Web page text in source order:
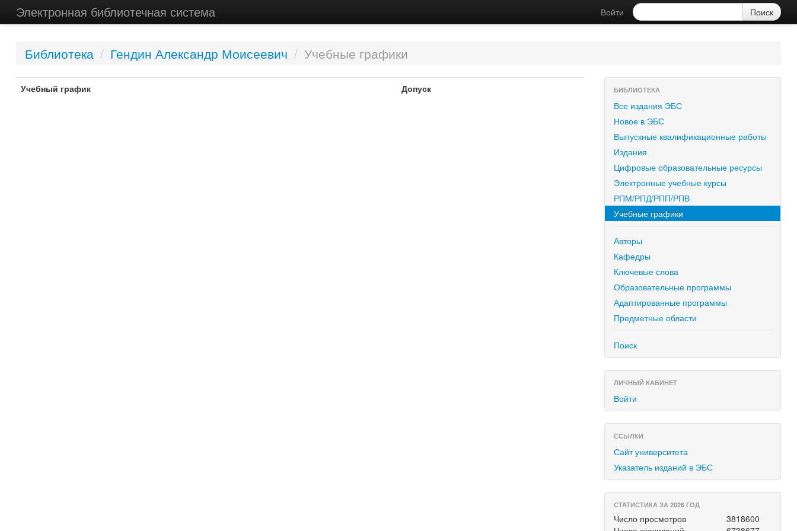
Электронная библиотечная система Войти
Библиотека / Гендин Александр Моисеевич / Учебные графики
Учебный график Допуск БИБЛИОТЕКА
Все издания ЭБС
Новое в ЭБС
Выпускные квалификационные работы
Издания
Цифровые образовательные ресурсы
Электронные учебные курсы
РПМ/РПД/РПП/РПВ
Учебные графики
Авторы
Кафедры
Ключевые слова
Образовательные программы
Адаптированные программы
Предметные области
Поиск
ЛИЧНЫЙ КАБИНЕТ
Войти
ССЫЛКИ
Сайт университета
Указатель изданий в ЭБС
СТАТИСТИКА ЗА 2026 ГОД
Число просмотров
3818600